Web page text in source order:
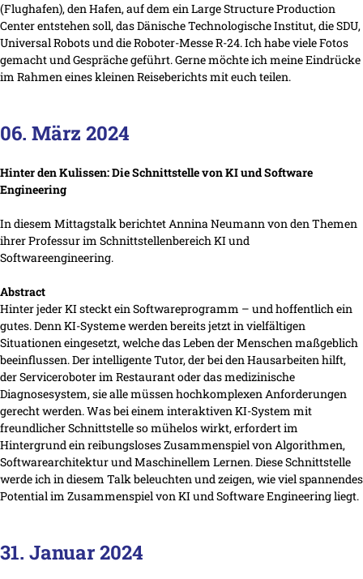
(Flughafen), den Hafen, auf dem ein Large Structure Production
Center entstehen soll, das Dänische Technologische Institut, die SDU,
Universal Robots und die Roboter-Messe R-24. Ich habe viele Fotos
gemacht und Gespräche geführt. Gerne möchte ich meine Eindrücke
im Rahmen eines kleinen Reiseberichts mit euch teilen.
06. März 2024
Hinter den Kulissen: Die Schnittstelle von KI und Software
Engineering
In diesem Mittagstalk berichtet Annina Neumann von den Themen
ihrer Professur im Schnittstellenbereich KI und
Softwareengineering.
Abstract
Hinter jeder KI steckt ein Softwareprogramm – und hoffentlich ein
gutes. Denn KI-Systeme werden bereits jetzt in vielfältigen
Situationen eingesetzt, welche das Leben der Menschen maßgeblich
beeinflussen. Der intelligente Tutor, der bei den Hausarbeiten hilft,
der Serviceroboter im Restaurant oder das medizinische
Diagnosesystem, sie alle müssen hochkomplexen Anforderungen
gerecht werden. Was bei einem interaktiven KI-System mit
freundlicher Schnittstelle so mühelos wirkt, erfordert im
Hintergrund ein reibungsloses Zusammenspiel von Algorithmen,
Softwarearchitektur und Maschinellem Lernen. Diese Schnittstelle
werde ich in diesem Talk beleuchten und zeigen, wie viel spannendes
Potential im Zusammenspiel von KI und Software Engineering liegt.
31. Januar 2024